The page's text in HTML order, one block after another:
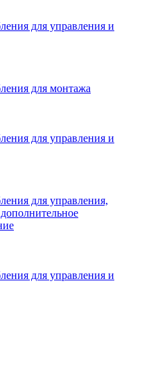
для управления и
для монтажа
для управления и
для управления,
для управления и